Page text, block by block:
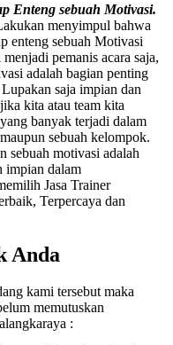
Enteng sebuah Motivasi.
menyimpul bahwa
enteng sebuah Motivasi
pemanis acara saja,
adalah bagian penting
saja impian dan
kita atau team kita
banyak terjadi dalam
sebuah kelompok.
sebuah motivasi adalah
impian dalam
Jasa Trainer
Terpercaya dan
Anda
kami tersebut maka
memutuskan
: